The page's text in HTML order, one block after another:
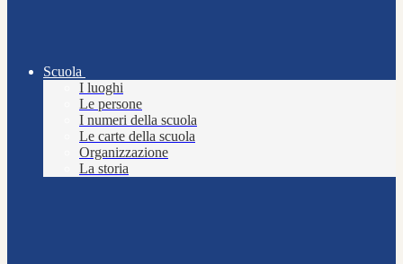
Scuola
I luoghi
Le persone
I numeri della scuola
Le carte della scuola
Organizzazione
La storia